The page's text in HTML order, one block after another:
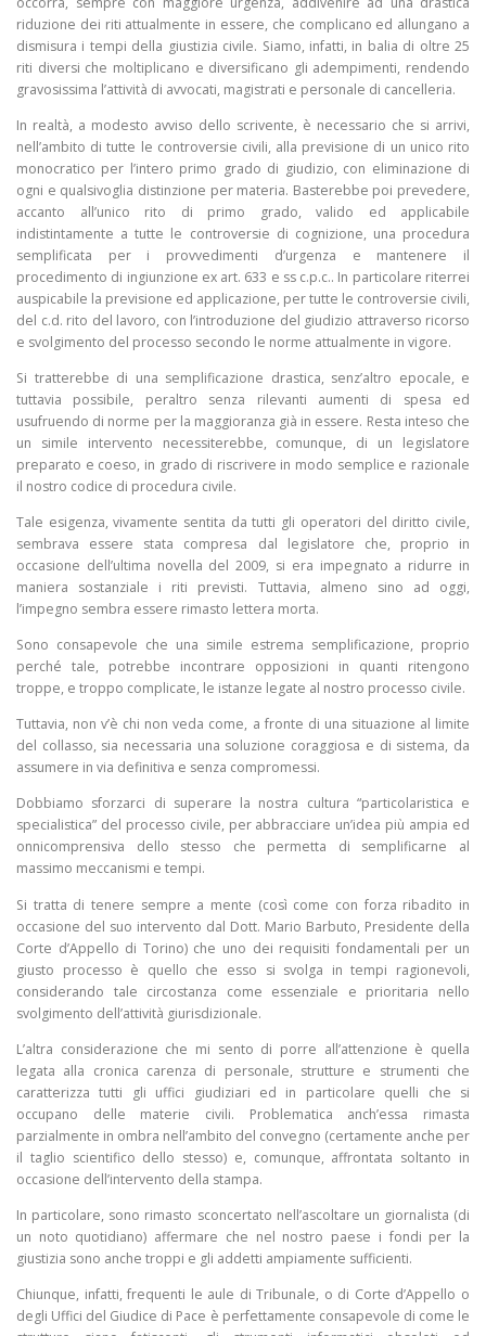
riduzione dei riti attualmente in essere, che complicano ed allungano a
dismisura i tempi della giustizia civile. Siamo, infatti, in balia di oltre 25
riti diversi che moltiplicano e diversificano gli adempimenti, rendendo
gravosissima l’attività di avvocati, magistrati e personale di cancelleria.
In realtà, a modesto avviso dello scrivente, è necessario che si arrivi,
nell’ambito di tutte le controversie civili, alla previsione di un unico rito
monocratico per l’intero primo grado di giudizio, con eliminazione di
ogni e qualsivoglia distinzione per materia. Basterebbe poi prevedere,
accanto all’unico rito di primo grado, valido ed applicabile
indistintamente a tutte le controversie di cognizione, una procedura
semplificata per i provvedimenti d’urgenza e mantenere il
procedimento di ingiunzione ex art. 633 e ss c.p.c.. In particolare riterrei
auspicabile la previsione ed applicazione, per tutte le controversie civili,
del c.d. rito del lavoro, con l’introduzione del giudizio attraverso ricorso
e svolgimento del processo secondo le norme attualmente in vigore.
Si tratterebbe di una semplificazione drastica, senz’altro epocale, e
tuttavia possibile, peraltro senza rilevanti aumenti di spesa ed
usufruendo di norme per la maggioranza già in essere. Resta inteso che
un simile intervento necessiterebbe, comunque, di un legislatore
preparato e coeso, in grado di riscrivere in modo semplice e razionale
il nostro codice di procedura civile.
Tale esigenza, vivamente sentita da tutti gli operatori del diritto civile,
sembrava essere stata compresa dal legislatore che, proprio in
occasione dell’ultima novella del 2009, si era impegnato a ridurre in
maniera sostanziale i riti previsti. Tuttavia, almeno sino ad oggi,
l’impegno sembra essere rimasto lettera morta.
Sono consapevole che una simile estrema semplificazione, proprio
perché tale, potrebbe incontrare opposizioni in quanti ritengono
troppe, e troppo complicate, le istanze legate al nostro processo civile.
Tuttavia, non v’è chi non veda come, a fronte di una situazione al limite
del collasso, sia necessaria una soluzione coraggiosa e di sistema, da
assumere in via definitiva e senza compromessi.
Dobbiamo sforzarci di superare la nostra cultura “particolaristica e
specialistica” del processo civile, per abbracciare un’idea più ampia ed
onnicomprensiva dello stesso che permetta di semplificarne al
massimo meccanismi e tempi.
Si tratta di tenere sempre a mente (così come con forza ribadito in
occasione del suo intervento dal Dott. Mario Barbuto, Presidente della
Corte d’Appello di Torino) che uno dei requisiti fondamentali per un
giusto processo è quello che esso si svolga in tempi ragionevoli,
considerando tale circostanza come essenziale e prioritaria nello
svolgimento dell’attività giurisdizionale.
L’altra considerazione che mi sento di porre all’attenzione è quella
legata alla cronica carenza di personale, strutture e strumenti che
caratterizza tutti gli uffici giudiziari ed in particolare quelli che si
occupano delle materie civili. Problematica anch’essa rimasta
parzialmente in ombra nell’ambito del convegno (certamente anche per
il taglio scientifico dello stesso) e, comunque, affrontata soltanto in
occasione dell’intervento della stampa.
In particolare, sono rimasto sconcertato nell’ascoltare un giornalista (di
un noto quotidiano) affermare che nel nostro paese i fondi per la
giustizia sono anche troppi e gli addetti ampiamente sufficienti.
Chiunque, infatti, frequenti le aule di Tribunale, o di Corte d’Appello o
degli Uffici del Giudice di Pace è perfettamente consapevole di come le